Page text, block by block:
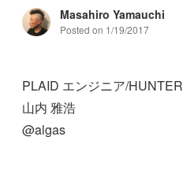
Masahiro Yamauchi
Posted on 1/19/2017
PLAID エンジニア/HUNTER
山内 雅浩
@algas